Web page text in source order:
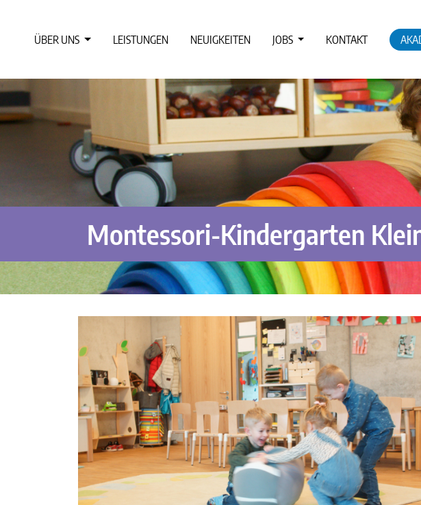
ÜBER UNS LEISTUNGEN NEUIGKEITEN JOBS KONTAKT
Montessori-Kindergarten